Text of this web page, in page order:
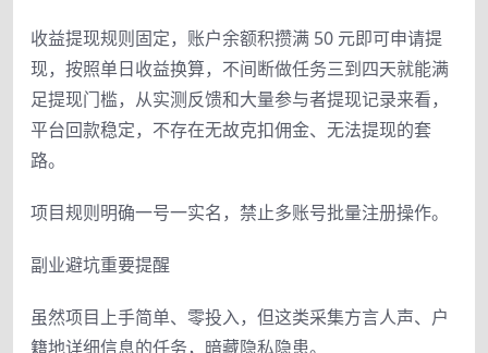
收益提现规则固定，账户余额积攒满 50 元即可申请提
现，按照单日收益换算，不间断做任务三到四天就能满
足提现门槛，从实测反馈和大量参与者提现记录来看，
平台回款稳定，不存在无故克扣佣金、无法提现的套
路。
项目规则明确一号一实名，禁止多账号批量注册操作。
副业避坑重要提醒
虽然项目上手简单、零投入，但这类采集方言人声、户
籍地详细信息的任务，暗藏隐私隐患。